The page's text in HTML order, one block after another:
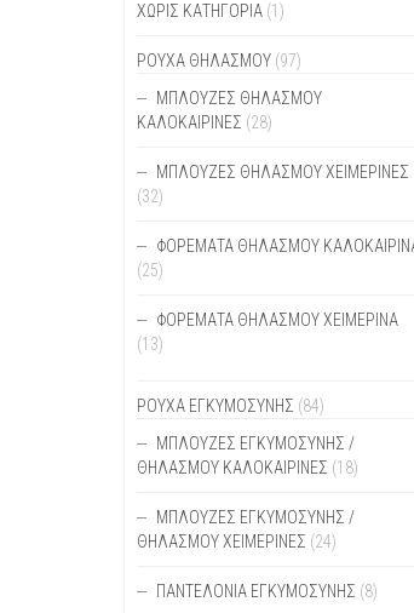
ΧΩΡΊΣ ΚΑΤΗΓΟΡΊΑ (1)
ΡΟΥΧΑ ΘΗΛΑΣΜΟΥ (97)
ΜΠΛΟΎΖΕΣ ΘΗΛΑΣΜΟΎ
ΚΑΛΟΚΑΙΡΙΝΈΣ (28)
ΜΠΛΟΎΖΕΣ ΘΗΛΑΣΜΟΎ ΧΕΙΜΕΡΙΝΈΣ
(32)
ΦΟΡΈΜΑΤΑ ΘΗΛΑΣΜΟΎ
(25)
ΦΟΡΈΜΑΤΑ ΘΗΛΑΣΜΟΎ ΧΕΙΜΕΡΙΝΆ
(13)
ΡΟΥΧΑ ΕΓΚΥΜΟΣΥΝΗΣ (84)
ΜΠΛΟΎΖΕΣ ΕΓΚΥΜΟΣΎΝΗΣ /
ΘΗΛΑΣΜΟΎ ΚΑΛΟΚΑΙΡΙΝΈΣ (18)
ΜΠΛΟΎΖΕΣ ΕΓΚΥΜΟΣΎΝΗΣ /
ΘΗΛΑΣΜΟΎ ΧΕΙΜΕΡΙΝΈΣ (24)
ΠΑΝΤΕΛΌΝΙΑ ΕΓΚΥΜΟΣΎΝΗΣ (8)